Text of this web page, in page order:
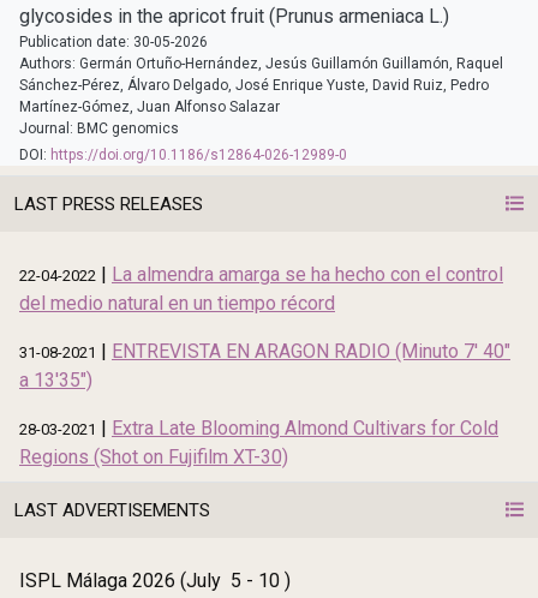
glycosides in the apricot fruit (Prunus armeniaca L.)
Publication date: 30-05-2026
Authors: Germán Ortuño-Hernández, Jesús Guillamón Guillamón, Raquel
Sánchez-Pérez, Álvaro Delgado, José Enrique Yuste, David Ruiz, Pedro
Martínez-Gómez, Juan Alfonso Salazar
Journal: BMC genomics
DOI: https://doi.org/10.1186/s12864-026-12989-0
LAST PRESS RELEASES
22-04-2022 | La almendra amarga se ha hecho con el control
del medio natural en un tiempo récord
31-08-2021 | ENTREVISTA EN ARAGON RADIO (Minuto 7' 40"
a 13'35")
28-03-2021 | Extra Late Blooming Almond Cultivars for Cold
Regions (Shot on Fujifilm XT-30)
LAST ADVERTISEMENTS
ISPL Málaga 2026 (July 5 - 10 )